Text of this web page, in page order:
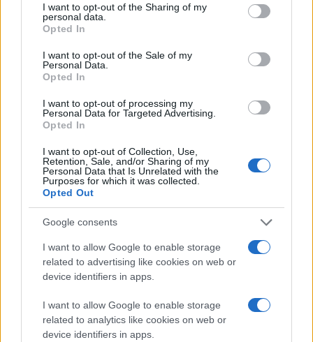
not limited to your visit or usage behaviour. You may click to
grant or deny consent to Google and its third-party tags to
use your data for below specified purposes in below Google
consent section.
I want to opt-out of the Sharing of my
personal data.
Opted In
I want to opt-out of the Sale of my
Personal Data.
Opted In
I want to opt-out of processing my
Personal Data for Targeted Advertising.
Opted In
I want to opt-out of Collection, Use,
Retention, Sale, and/or Sharing of my
Personal Data that Is Unrelated with the
Purposes for which it was collected.
Opted Out
Google consents
I want to allow Google to enable storage
related to advertising like cookies on web or
device identifiers in apps.
I want to allow Google to enable storage
related to analytics like cookies on web or
device identifiers in apps.
Διαβάστε περισσότερα